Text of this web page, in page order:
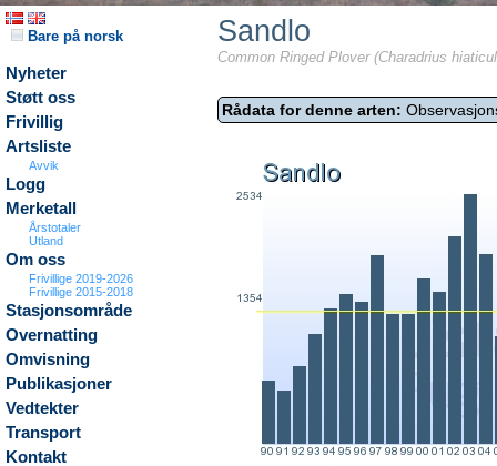
Bare på norsk
Nyheter
Støtt oss
Frivillig
Artsliste
Avvik
Logg
Merketall
Årstotaler
Utland
Om oss
Frivillige 2019-2026
Frivillige 2015-2018
Stasjonsområde
Overnatting
Omvisning
Publikasjoner
Vedtekter
Transport
Kontakt
Sandlo
Common Ringed Plover (Charadrius
Rådata for denne arten: